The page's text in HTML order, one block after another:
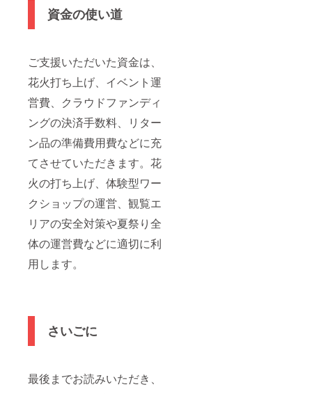
資金の使い道
ご支援いただいた資金は、
花火打ち上げ、イベント運
営費、クラウドファンディ
ングの決済手数料、リター
ン品の準備費用費などに充
てさせていただきます。花
火の打ち上げ、体験型ワー
クショップの運営、観覧エ
リアの安全対策や夏祭り全
体の運営費などに適切に利
用します。
さいごに
最後までお読みいただき、